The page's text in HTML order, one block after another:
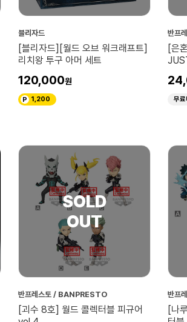
블리자드
[블리자드][월드 오브 워크래프트]
리치왕 투구 아머 세트
120,000
1,200
반프
[은
무료
반프레스토 / BANPRESTO
[괴수 8호] 월드 콜렉터블 피규어
반프
[나